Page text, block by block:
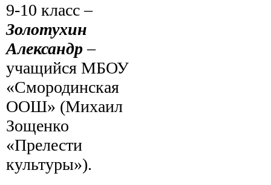
9-10 класс –
Золотухин
Александр–
учащийся МБОУ
«Смородинская
ООШ» (Михаил
Зощенко
«Прелести
культуры»).